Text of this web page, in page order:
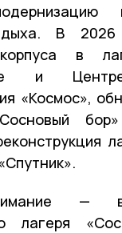
В 2026
в
и Центре
«Космос»,
—
лагеря